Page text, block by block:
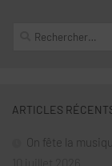
Rechercher :
ARTICLES
On fête la